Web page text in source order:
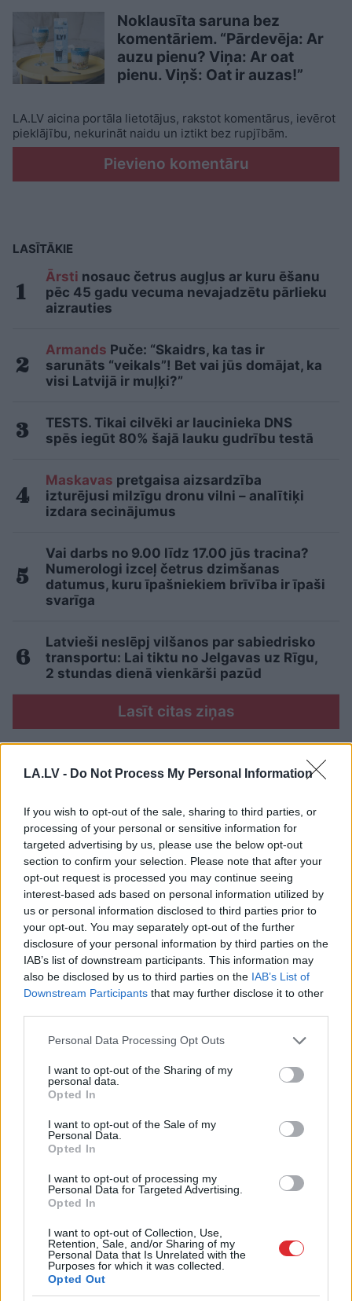
LA.LV - Do Not Process My Personal Information
If you wish to opt-out of the sale, sharing to third parties, or
processing of your personal or sensitive information for
targeted advertising by us, please use the below opt-out
section to confirm your selection. Please note that after your
opt-out request is processed you may continue seeing
interest-based ads based on personal information utilized by
us or personal information disclosed to third parties prior to
your opt-out. You may separately opt-out of the further
disclosure of your personal information by third parties on the
IAB’s list of downstream participants. This information may
also be disclosed by us to third parties on the IAB’s List of
Downstream Participants that may further disclose it to other
Please note that this website/app uses one or more Google
not limited to your visit or usage behaviour. You may click to
grant or deny consent to Google and its third-party tags to
use your data for below specified purposes in below Google
consent section.
Personal Data Processing Opt Outs
I want to opt-out of the Sharing of my
personal data.
Opted In
I want to opt-out of the Sale of my
Personal Data.
Opted In
I want to opt-out of processing my
Personal Data for Targeted Advertising.
Opted In
I want to opt-out of Collection, Use,
Retention, Sale, and/or Sharing of my
Personal Data that Is Unrelated with the
Purposes for which it was collected.
Opted Out
Noklausīta saruna bez
komentāriem. “Pārdevēja: Ar
auzu pienu? Viņa: Ar oat
pienu. Viņš: Oat ir auzas!”
LA.LV aicina portāla lietotājus, rakstot komentārus, ievērot
pieklājību, nekurināt naidu un iztikt bez rupjībām.
Pievieno komentāru
LASĪTĀKIE
Ārsti nosauc četrus augļus ar kuru ēšanu
pēc 45 gadu vecuma nevajadzētu pārlieku
aizrauties
Armands Puče: “Skaidrs, ka tas ir
sarunāts “veikals”! Bet vai jūs domājat, ka
visi Latvijā ir muļķi?”
TESTS. Tikai cilvēki ar laucinieka DNS
spēs iegūt 80% šajā lauku gudrību testā
Maskavas pretgaisa aizsardzība
izturējusi milzīgu dronu vilni – analītiķi
izdara secinājumus
Vai darbs no 9.00 līdz 17.00 jūs tracina?
Numerologi izceļ četrus dzimšanas
datumus, kuru īpašniekiem brīvība ir īpaši
svarīga
Latvieši neslēpj vilšanos par sabiedrisko
transportu: Lai tiktu no Jelgavas uz Rīgu,
2 stundas dienā vienkārši pazūd
Lasīt citas ziņas
“Spāņiaiz šausmām
mēmi!” Dombravas vēstule
sacēlusi vētru Latvijā, bet
ko par to domā spāņi?
Inese Supe: To skatu es
nevaru aizmirst… Es
vairs nevēlos apmeklēt
savu draugu bēres
vilšanos par
sabiedrisko transportu:
Lai tiktu no Jelgavas uz
vienkārši pazūd